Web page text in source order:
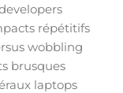
répétitifs
wobbling
brusques
laptops